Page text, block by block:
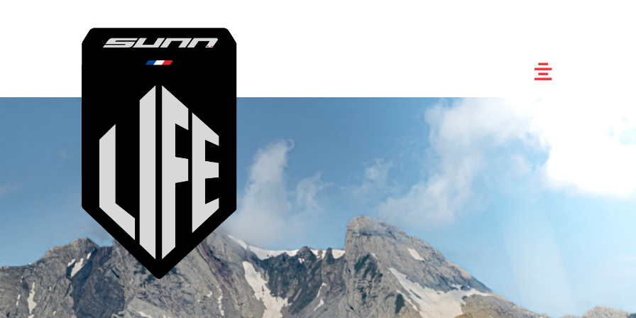
XCO BMX Enduro